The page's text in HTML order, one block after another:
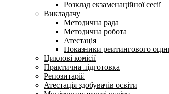
Розклад екзаменаційної сесії
Викладачу
Методична рада
Методична робота
Атестація
Показники рейтингового
Циклові комісії
Практична підготовка
Репозитарій
Атестація здобувачів освіти